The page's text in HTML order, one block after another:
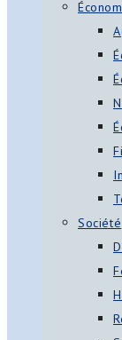
Société